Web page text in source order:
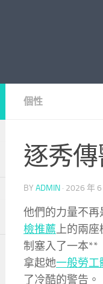
個性
逐秀
BY ADMIN · 2026 年 6
他們的力量不
檢推薦上的兩座
制塞入了一本**
拿起她一般勞工
了冷酷的警告。